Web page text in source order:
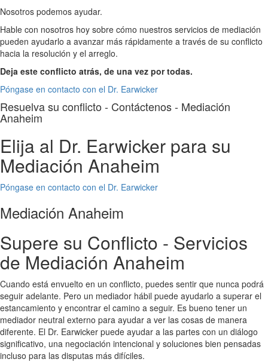
Nosotros podemos ayudar.
Hable con nosotros hoy sobre cómo nuestros servicios de mediación
pueden ayudarlo a avanzar más rápidamente a través de su conflicto
hacia la resolución y el arreglo.
Deja este conflicto atrás, de una vez por todas.
Póngase en contacto con el Dr. Earwicker
Resuelva su conflicto - Contáctenos - Mediación
Anaheim
Elija al Dr. Earwicker para su
Mediación Anaheim
Póngase en contacto con el Dr. Earwicker
Mediación Anaheim
Supere su Conflicto - Servicios
de Mediación Anaheim
Cuando está envuelto en un conflicto, puedes sentir que nunca podrá
seguir adelante. Pero un mediador hábil puede ayudarlo a superar el
estancamiento y encontrar el camino a seguir. Es bueno tener un
mediador neutral externo para ayudar a ver las cosas de manera
diferente. El Dr. Earwicker puede ayudar a las partes con un diálogo
significativo, una negociación intencional y soluciones bien pensadas
incluso para las disputas más difíciles.